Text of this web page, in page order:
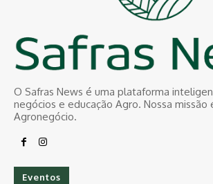
O Safras News é uma plataforma
negócios e educação Agro. Nossa missão
Agronegócio.
Eventos